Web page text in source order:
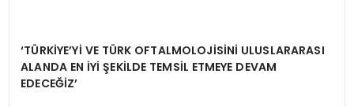
‘TÜRKİYE’Yİ VE TÜRK OFTALMOLOJİSİNİ ULUSLARARASI
ALANDA EN İYİ ŞEKİLDE TEMSİL ETMEYE DEVAM
EDECEĞİZ’